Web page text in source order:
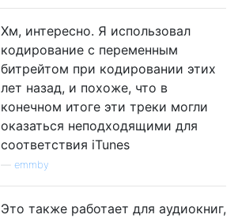
Хм, интересно. Я использовал
кодирование с переменным
битрейтом при кодировании этих
лет назад, и похоже, что в
конечном итоге эти треки могли
оказаться неподходящими для
соответствия iTunes
emmby
Это также работает для аудиокниг,